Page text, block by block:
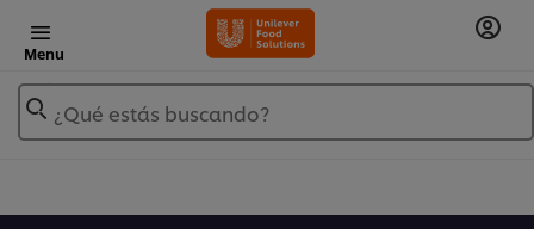
Menu
¿Qué estás buscando?